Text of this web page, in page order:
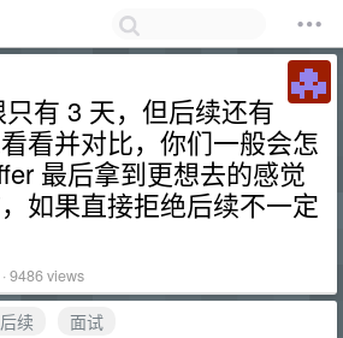
有 3 天，但后续还有
看并对比，你们一般会怎
最后拿到更想去的感觉
如果直接拒绝后续不一定
9486 views
后续
面试